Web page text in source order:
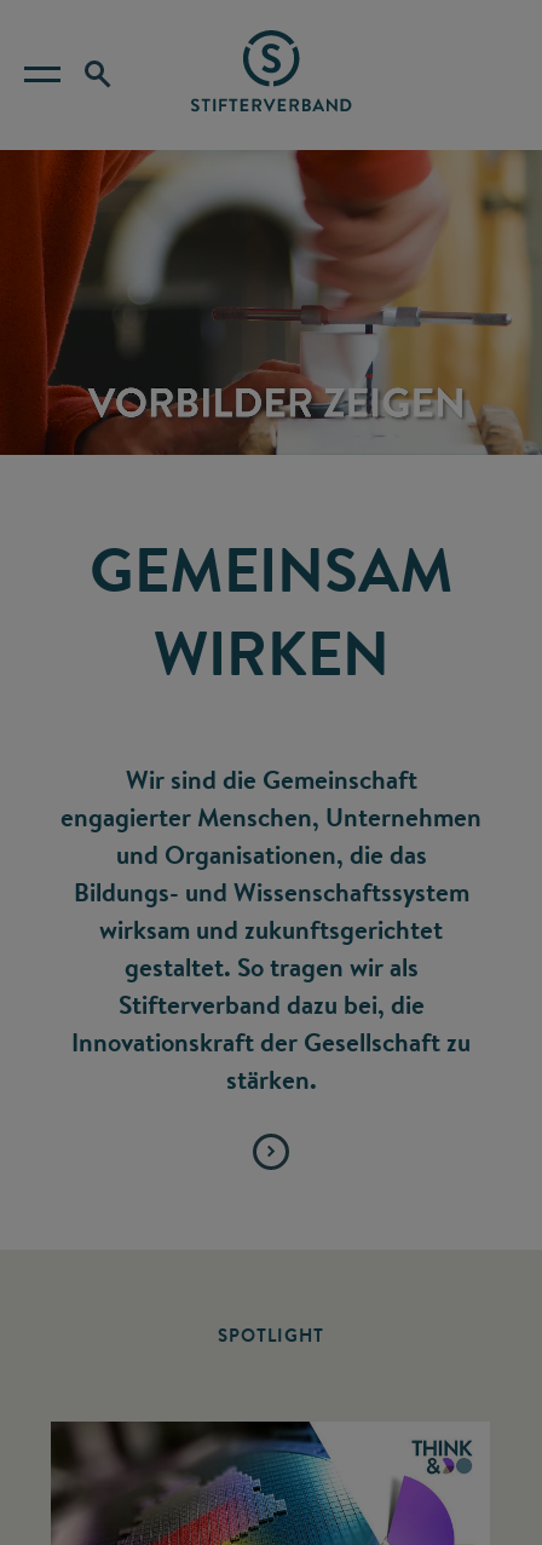
GEMEINSAM
WIRKEN
Wir sind die Gemeinschaft
engagierter Menschen, Unternehmen
und Organisationen, die das
Bildungs- und Wissenschaftssystem
wirksam und zukunftsgerichtet
gestaltet. So tragen wir als
Stifterverband dazu bei, die
Innovationskraft der Gesellschaft zu
stärken.
SPOTLIGHT